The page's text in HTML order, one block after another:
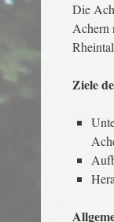
Die
Achern
Ziele